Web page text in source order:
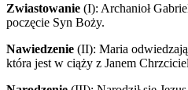
Zwiastowanie (I): Archanioł
poczęcie Syn Boży.
Nawiedzenie (II): Maria
która jest w ciąży z Janem